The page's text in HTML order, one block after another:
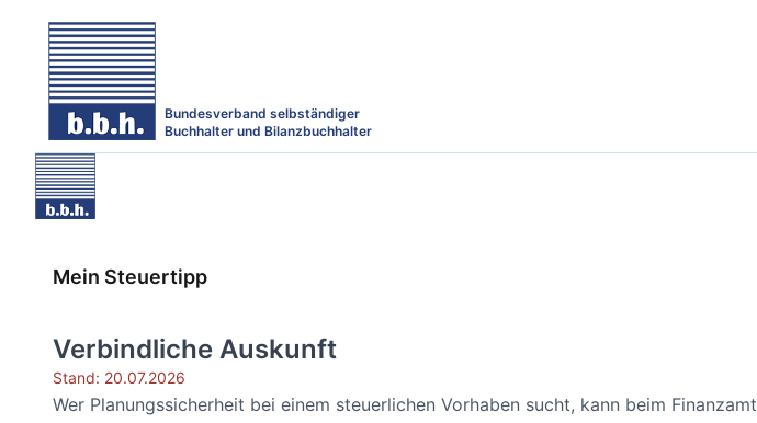
Bundesverband selbständiger
Buchhalter und Bilanzbuchhalter
Mein Steuertipp
Verbindliche Auskunft
Stand: 20.07.2026
Wer Planungssicherheit bei einem steuerlichen Vorhaben sucht, kann beim Finanzamt